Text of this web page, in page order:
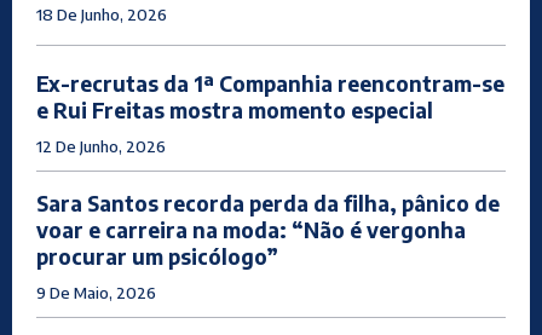
18 De Junho, 2026
Ex-recrutas da 1ª Companhia reencontram-se
e Rui Freitas mostra momento especial
12 De Junho, 2026
Sara Santos recorda perda da filha, pânico de
voar e carreira na moda: “Não é vergonha
procurar um psicólogo”
9 De Maio, 2026